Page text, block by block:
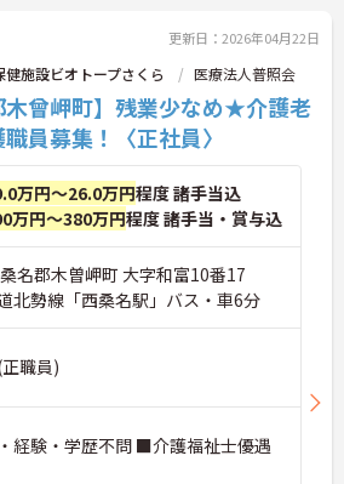
更新日：2026年04月22日
施設ビオトープさくら 医療法人普照会
木曾岬町】残業少なめ★介護老
員募集！〈正社員〉
万円～26.0万円程度 諸手当込
万円～380万円程度 諸手当・賞与込
名郡木曽岬町 大字和富10番17
北勢線「西桑名駅」バス・車6分
職員)
経験・学歴不問 ■介護福祉士優遇